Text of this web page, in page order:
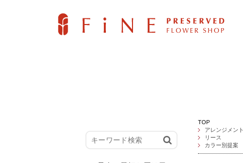
TOP
アレンジメント
リース
カラー別提案